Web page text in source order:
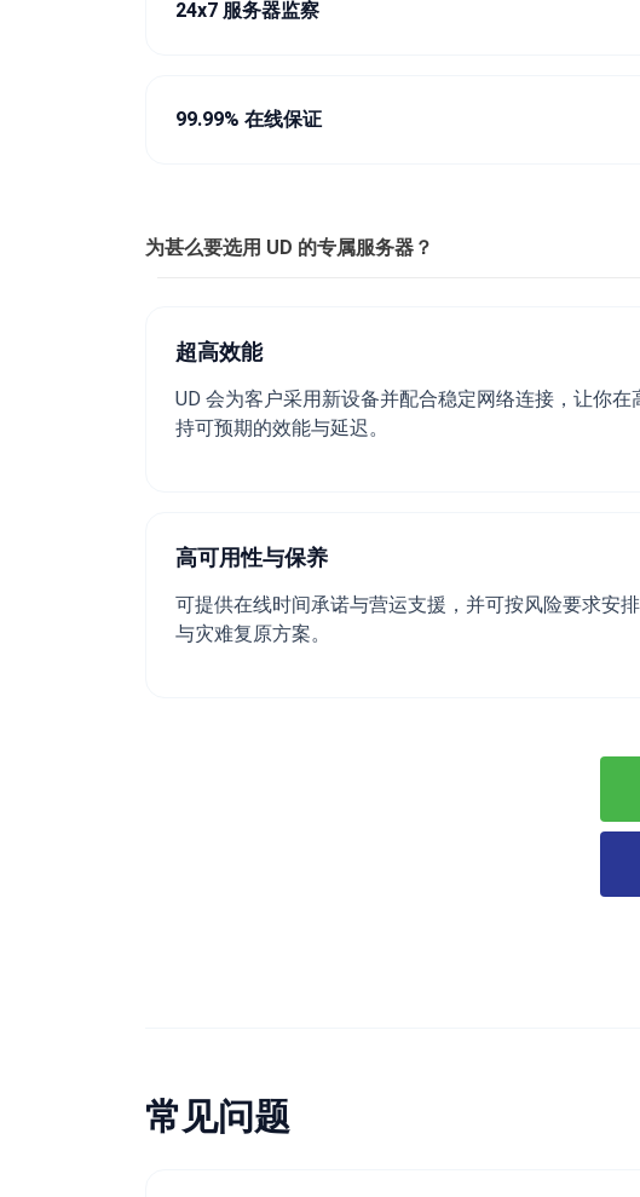
24x7 服务器监察
99.99% 在线保证
为甚么要选用 UD 的专属服务器？
超高效能
UD 会为客户采用新设备并配合稳定网络连接，让你在
持可预期的效能与延迟。
高可用性与保养
可提供在线时间承诺与营运支援，并可按风险要求安
与灾难复原方案。
常见问题